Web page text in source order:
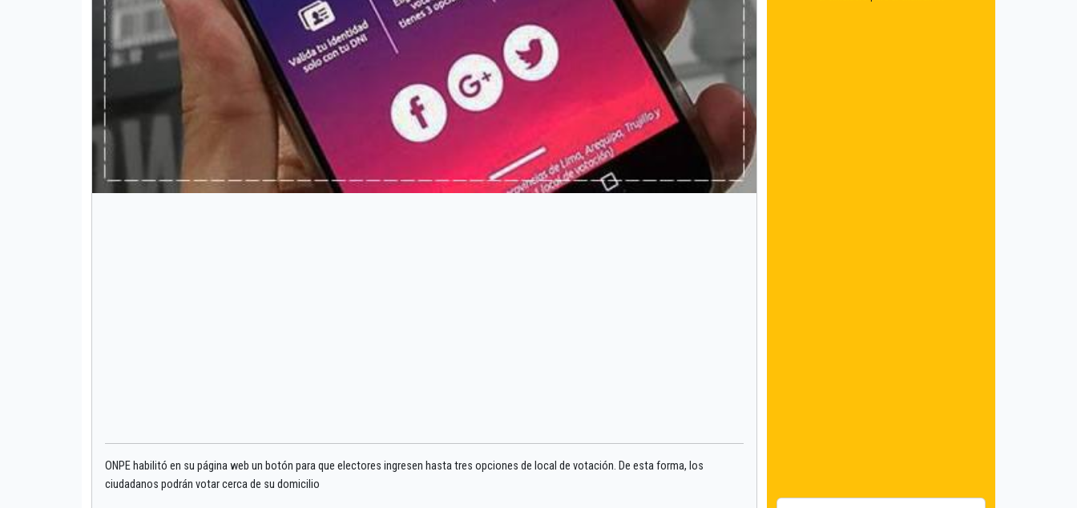
ONPE habilitó en su página web un botón para que electores ingresen hasta tres opciones de local de votación. De esta forma, los
ciudadanos podrán votar cerca de su domicilio